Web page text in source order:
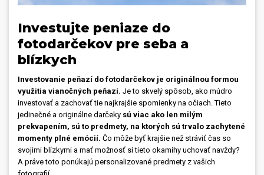
Investujte peniaze do
fotodarčekov pre seba a
blízkych
Investovanie peňazí do fotodarčekov je originálnou formou
využitia vianočných peňazí. Je to skvelý spôsob, ako múdro
investovať a zachovať tie najkrajšie spomienky na očiach. Tieto
jedinečné a originálne darčeky sú viac ako len milým
prekvapením, sú to predmety, na ktorých sú trvalo zachytené
momenty plné emócií. Čo môže byť krajšie než stráviť čas so
svojimi blízkymi a mať možnosť si tieto okamihy uchovať navždy?
A práve toto ponúkajú personalizované predmety z vašich